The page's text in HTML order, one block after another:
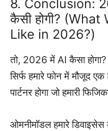
8. Conclusion:
कैसी होगी?
Like in 2026?)
तो, 2026 में AI कैसा
सिर्फ हमारे फोन में मौजूद
पार्टनर होगा जो हमारी
ओमनीमॉडल हमारे डिवाइसेस